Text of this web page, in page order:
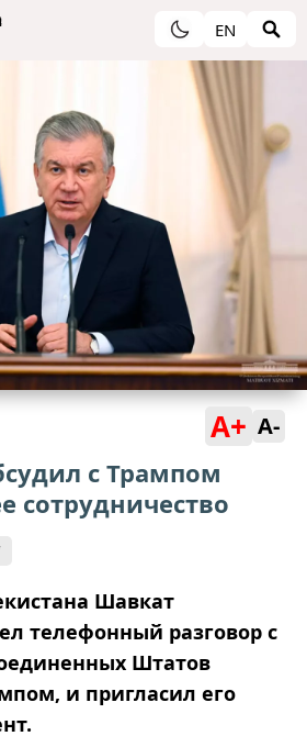
EN
A+ A-
с Трампом
сотрудничество
Шавкат
телефонный разговор с
Штатов
и пригласил его